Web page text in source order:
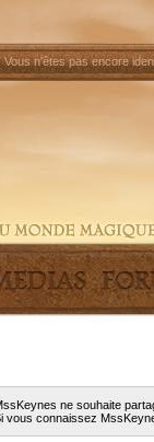
Vous n'êtes pas encore
ne souhaite
vous connaissez